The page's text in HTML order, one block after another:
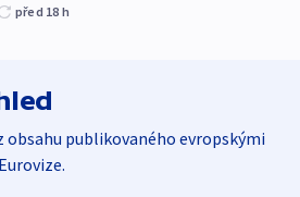
před 18 h
obsahu publikovaného evropskými